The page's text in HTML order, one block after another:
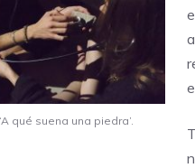
qué suena una piedra’.